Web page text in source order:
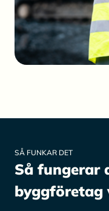
SÅ FUNKAR DET
Så fungerar
byggföretag